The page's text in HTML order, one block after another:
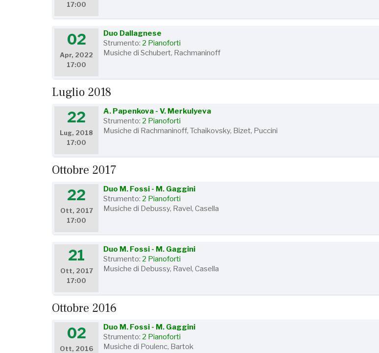
17:00
02
Apr, 2022
17:00
Duo Dallagnese
Strumento: 2 Pianoforti
Musiche di Schubert, Rachmaninoff
Luglio 2018
22
Lug, 2018
17:00
A. Papenkova - V. Merkulyeva
Strumento: 2 Pianoforti
Musiche di Rachmaninoff, Tchaikovsky, Bizet, Puccini
Ottobre 2017
22
Ott, 2017
17:00
Duo M. Fossi - M. Gaggini
Strumento: 2 Pianoforti
Musiche di Debussy, Ravel, Casella
21
Ott, 2017
17:00
Duo M. Fossi - M. Gaggini
Strumento: 2 Pianoforti
Musiche di Debussy, Ravel, Casella
Ottobre 2016
02
Ott, 2016
Duo M. Fossi - M. Gaggini
Strumento: 2 Pianoforti
Musiche di Poulenc, Bartok